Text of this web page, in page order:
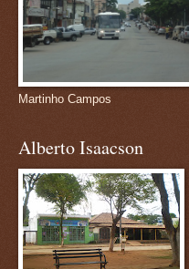
Martinho Campos
Alberto Isaacson